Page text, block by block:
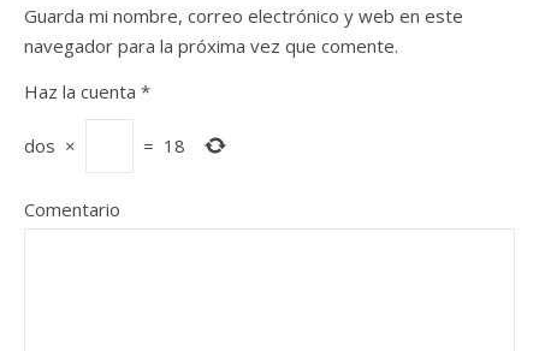
Guarda mi nombre, correo electrónico y web en este
navegador para la próxima vez que comente.
Haz la cuenta *
dos × = 18
Comentario